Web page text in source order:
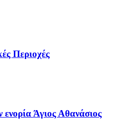
Περιοχές
ενορία Άγιος Αθανάσιος